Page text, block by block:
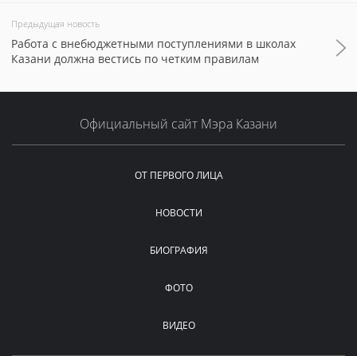
Предыдущая новость
Работа с внебюджетными поступлениями в школах
Казани должна вестись по четким правилам
Официальный сайт Мэра Казани
ОТ ПЕРВОГО ЛИЦА
НОВОСТИ
БИОГРАФИЯ
ФОТО
ВИДЕО